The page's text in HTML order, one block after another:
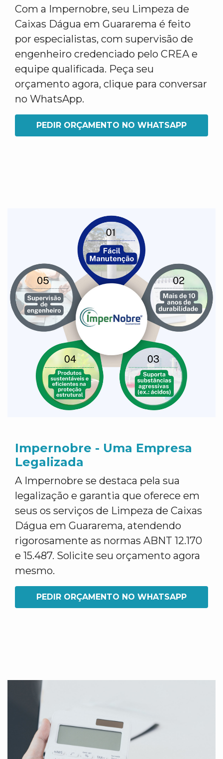
Com a Impernobre, seu Limpeza de
Caixas Dágua em Guararema é feito
por especialistas, com supervisão de
engenheiro credenciado pelo CREA e
equipe qualificada. Peça seu
orçamento agora, clique para conversar
no WhatsApp.
PEDIR ORÇAMENTO NO WHATSAPP
Impernobre - Uma Empresa
Legalizada
A Impernobre se destaca pela sua
legalização e garantia que oferece em
seus os serviços de Limpeza de Caixas
Dágua em Guararema, atendendo
rigorosamente as normas ABNT 12.170
e 15.487. Solicite seu orçamento agora
mesmo.
PEDIR ORÇAMENTO NO WHATSAPP